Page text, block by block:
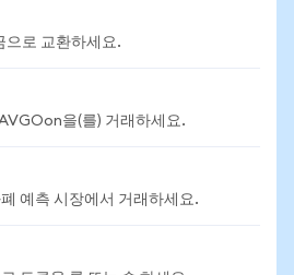
으로 교환하세요.
을(를) 거래하세요.
예측 시장에서 거래하세요.